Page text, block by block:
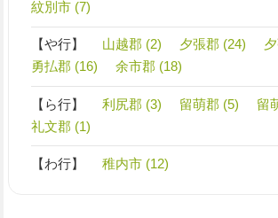
紋別市 (7)
【や行】 山越郡 (2) 夕張郡 (24)
勇払郡 (16)
余市郡 (18)
【ら行】 利尻郡 (3) 留萌郡 (5)
留
礼文郡 (1)
【わ行】 稚内市 (12)